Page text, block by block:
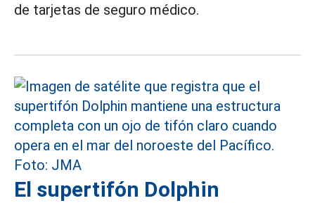
de tarjetas de seguro médico.
El supertifón Dolphin